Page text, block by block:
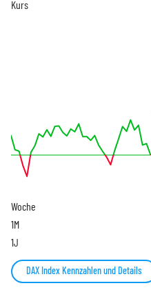
Kurs
Woche
1M
1J
DAX Index Kennzahlen und Details